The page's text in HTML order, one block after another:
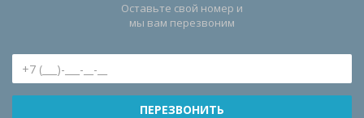
Оставьте свой номер и
мы вам перезвоним